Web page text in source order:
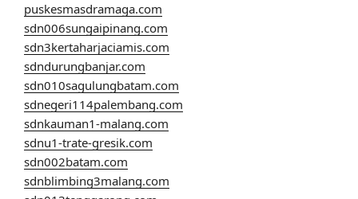
puskesmasdramaga.com
sdn006sungaipinang.com
sdn3kertaharjaciamis.com
sdndurungbanjar.com
sdn010sagulungbatam.com
sdnegeri114palembang.com
sdnkauman1-malang.com
sdnu1-trate-gresik.com
sdn002batam.com
sdnblimbing3malang.com